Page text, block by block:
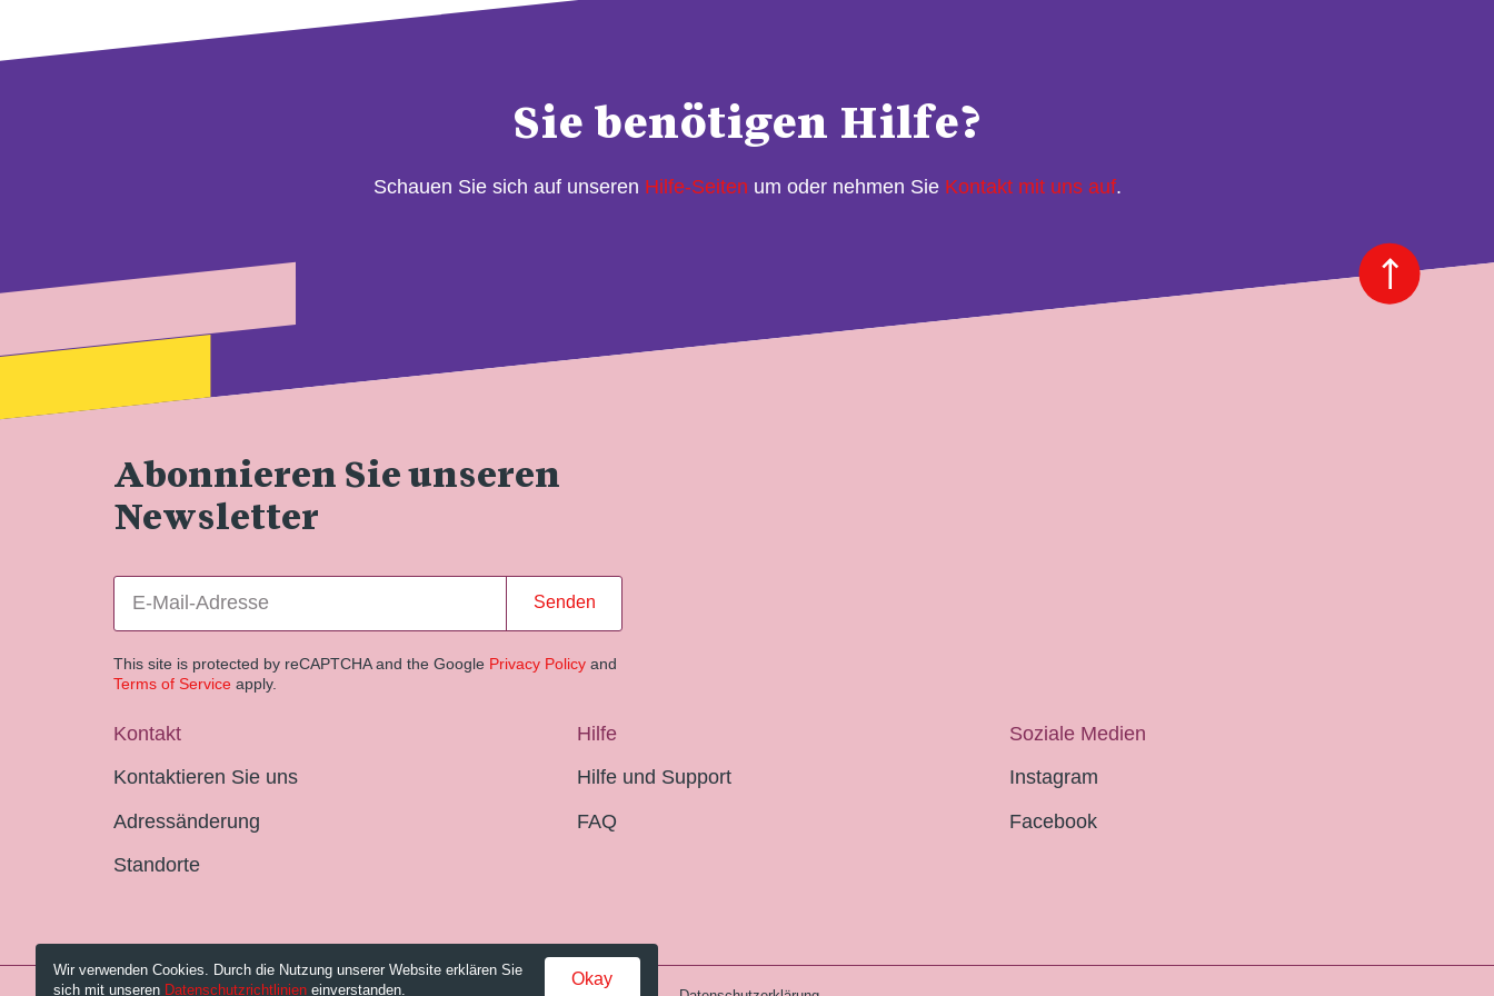
Sie benötigen Hilfe?
Schauen Sie sich auf unseren Hilfe-Seiten um oder nehmen Sie Kontakt mit uns auf.
Abonnieren Sie unseren
Newsletter
Senden
This site is protected by reCAPTCHA and the Google Privacy Policy and
Terms of Service apply.
Kontakt
Kontaktieren Sie uns
Adressänderung
Standorte
Hilfe
Hilfe und Support
FAQ
Soziale Medien
Instagram
Facebook
Wir verwenden Cookies. Durch die Nutzung unserer Website erklären Sie
sich mit unseren Datenschutzrichtlinien einverstanden.
Okay